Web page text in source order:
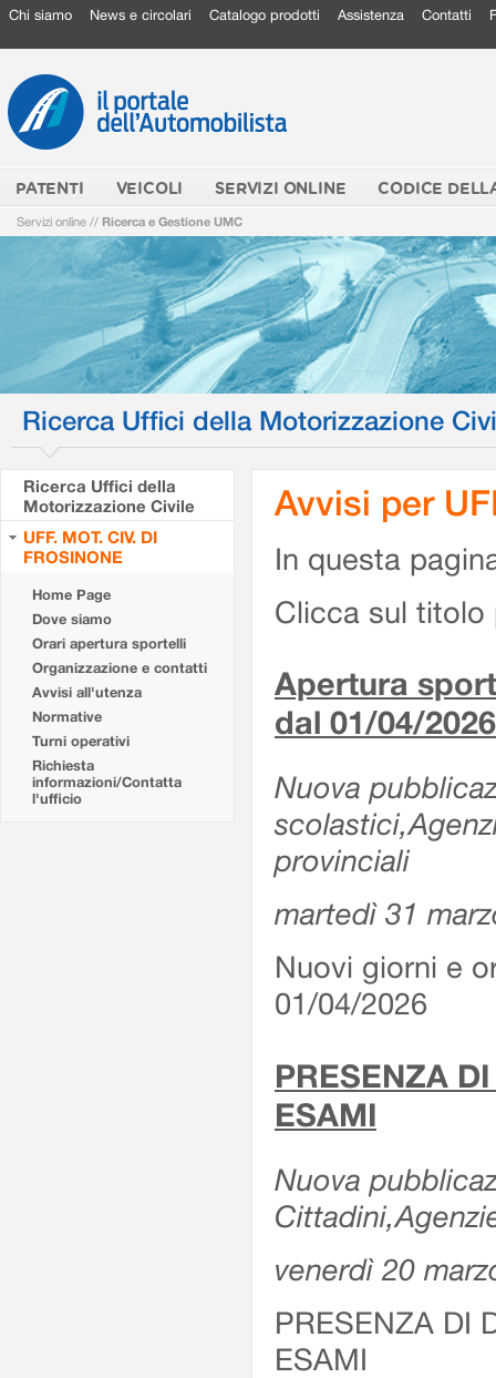
Chi siamo News e circolari Catalogo prodotti Assistenza Contatti
PATENTI VEICOLI SERVIZI ONLINE CODICE
Servizi online // Ricerca e Gestione UMC
Ricerca Uffici della Motorizzazione
Ricerca Uffici della
Motorizzazione Civile
UFF. MOT. CIV. DI
FROSINONE
Home Page
Dove siamo
Orari apertura sportelli
Organizzazione e contatti
Avvisi all'utenza
Normative
Turni operativi
Richiesta
informazioni/Contatta
l'ufficio
Avvisi per
In questa
Clicca sul titolo
Apertura
dal 01/04/2026
Nuova
provinciali
martedì 31
Nuovi giorni e
01/04/2026
PRESENZA
ESAMI
Nuova
venerdì 20
PRESENZA DI
ESAMI